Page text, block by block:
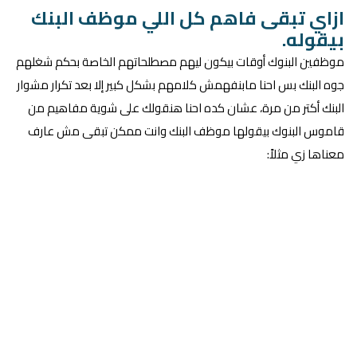
ازاي تبقى فاهم كل اللي موظف البنك
بيقوله.
موظفين البنوك أوقات بيكون ليهم مصطلحاتهم الخاصة بحكم شغلهم
جوه البنك بس احنا مابنفهمش كلامهم بشكل كبير إلا بعد تكرار مشوار
البنك أكتر من مرة، عشان كده احنا هنقولك على شوية مفاهيم من
قاموس البنوك بيقولها موظف البنك وانت ممكن تبقى مش عارف
معناها زي مثلاً: